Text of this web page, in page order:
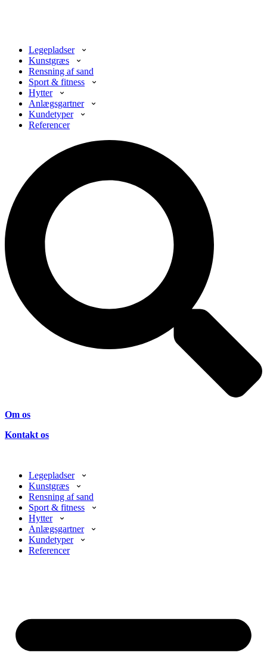
Legepladser
Kunstgræs
Rensning af sand
Sport & fitness
Hytter
Anlægsgartner
Kundetyper
Referencer
Om os
Kontakt os
Legepladser
Kunstgræs
Rensning af sand
Sport & fitness
Hytter
Anlægsgartner
Kundetyper
Referencer